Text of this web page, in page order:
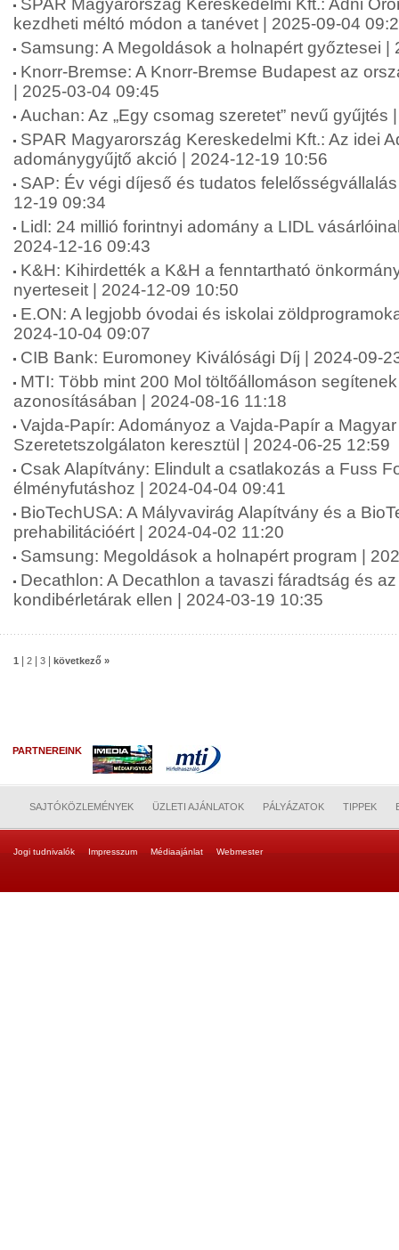
SPAR Magyarország Kereskedelmi Kft.: Adni
kezdheti méltó módon a tanévet | 2025-09-04
Samsung: A Megoldások a holnapért győztesei |
Knorr-Bremse: A Knorr-Bremse Budapest az
| 2025-03-04 09:45
Auchan: Az „Egy csomag szeretet” nevű gyűjtés
SPAR Magyarország Kereskedelmi Kft.: Az idei
adománygyűjtő akció | 2024-12-19 10:56
SAP: Év végi díjeső és tudatos
12-19 09:34
Lidl: 24 millió forintnyi adomány a LIDL
2024-12-16 09:43
K&H: Kihirdették a K&H a fenntartható
nyerteseit | 2024-12-09 10:50
E.ON: A legjobb óvodai és iskolai
2024-10-04 09:07
CIB Bank: Euromoney Kiválósági Díj | 2024-09-
MTI: Több mint 200 Mol töltőállomáson
azonosításában | 2024-08-16 11:18
Vajda-Papír: Adományoz a Vajda-Papír a
Szeretetszolgálaton keresztül | 2024-06-25 12:59
Csak Alapítvány: Elindult a csatlakozás a Fuss
élményfutáshoz | 2024-04-04 09:41
BioTechUSA: A Mályvavirág Alapítvány és a
prehabilitációért | 2024-04-02 11:20
Samsung: Megoldások a holnapért program |
Decathlon: A Decathlon a tavaszi fáradtság és
kondibérletárak ellen | 2024-03-19 10:35
1 2 3 következő »
PARTNEREINK
SAJTÓKÖZLEMÉNYEK ÜZLETI AJÁNLATOK PÁLYÁZATOK TIPPEK
Jogi tudnivalók Impresszum Médiaajánlat Webmester